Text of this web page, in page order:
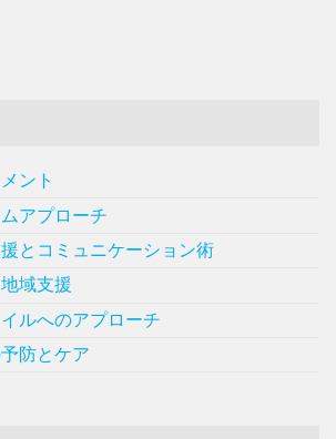
ント
アプローチ
とコミュニケーション術
域支援
ルへのアプローチ
防とケア